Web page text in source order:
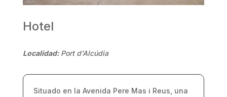
Hotel
Localidad: Port d'Alcúdia
Situado en la Avenida Pere Mas i Reus, una